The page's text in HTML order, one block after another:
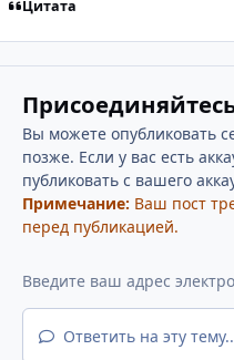
Цитата
Вы можете опубликовать
позже. Если у вас есть
публиковать с вашего
Примечание: Ваш пост
перед публикацией.
Ответить на эту